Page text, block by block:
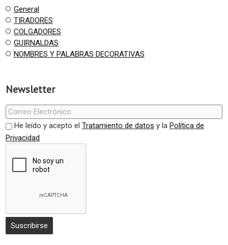
General
TIRADORES
COLGADORES
GUIRNALDAS
NOMBRES Y PALABRAS DECORATIVAS
Newsletter
He leído y acepto el Tratamiento de datos y la Política de
Privacidad